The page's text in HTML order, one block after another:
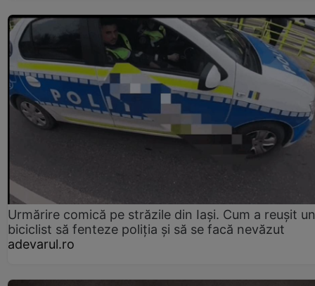
Urmărire comică pe străzile din Iași. Cum a reușit un
biciclist să fenteze poliția și să se facă nevăzut
adevarul.ro